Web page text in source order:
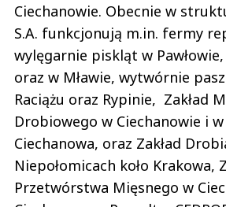
Ciechanowie. Obecnie w
S.A. funkcjonują m.in. fermy
wylęgarnie piskląt w
oraz w Mławie, wytwórnie
Raciążu oraz Rypinie, Zakład
Drobiowego w Ciechanowie i
Ciechanowa, oraz Zakład
Niepołomicach koło Krakowa,
Przetwórstwa Mięsnego w